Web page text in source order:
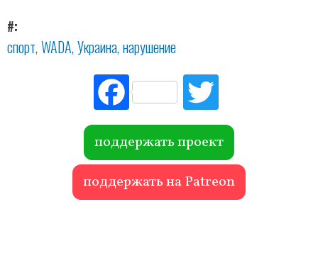
#
спорт WADA Украина нарушение
Fac
ebo
ok r
поддержать проект
поддержать на Patreon